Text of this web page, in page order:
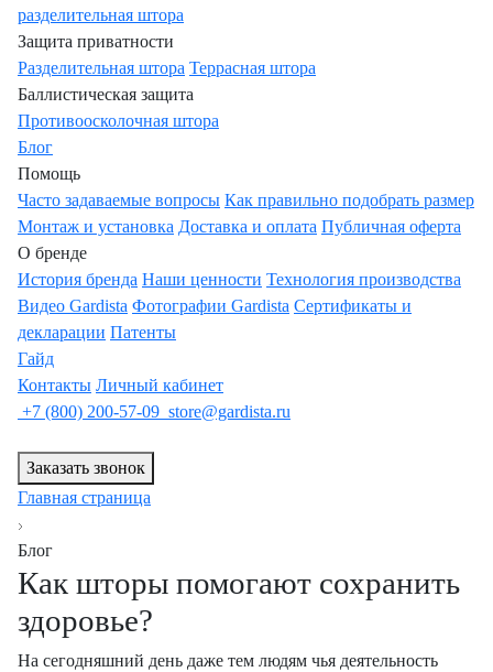
разделительная штора
Защита приватности
Разделительная штора Террасная штора
Баллистическая защита
Противоосколочная штора
Блог
Помощь
Часто задаваемые вопросы Как правильно подобрать размер
Монтаж и установка Доставка и оплата Публичная оферта
О бренде
История бренда Наши ценности Технология производства
Видео Gardista Фотографии Gardista Сертификаты и
декларации Патенты
Гайд
Контакты Личный кабинет
+7 (800) 200-57-09 store@gardista.ru
Заказать звонок
Главная страница
Блог
Как шторы помогают сохранить
здоровье?
На сегодняшний день даже тем людям чья деятельность